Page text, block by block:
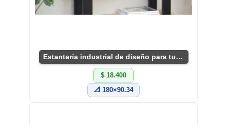
Estantería industrial de diseño para tu sala
$ 18.400
📐 180×90.34